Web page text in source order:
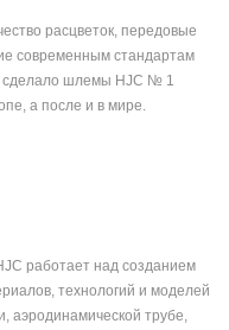
расцветок, передовые
современным стандартам
сделало шлемы HJC № 1
а после и в мире.
работает над созданием
технологий и моделей
аэродинамической трубе,